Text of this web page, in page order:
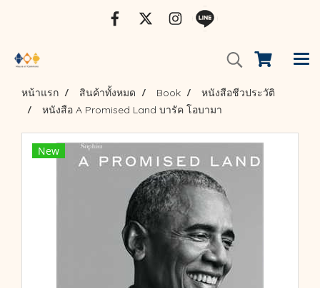
หน้าแรก สินค้าทั้งหมด Book
หนังสือชีวประวัติ
หนังสือ A Promised Land บารัค โอบามา
New